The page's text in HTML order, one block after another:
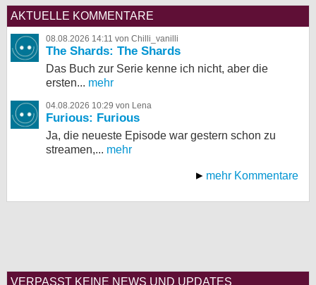
AKTUELLE KOMMENTARE
08.08.2026 14:11 von Chilli_vanilli
The Shards: The Shards
Das Buch zur Serie kenne ich nicht, aber die
ersten... mehr
04.08.2026 10:29 von Lena
Furious: Furious
Ja, die neueste Episode war gestern schon zu
streamen,... mehr
mehr Kommentare
VERPASST KEINE NEWS UND UPDATES